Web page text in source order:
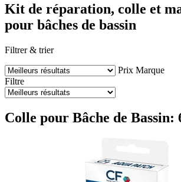
Kit de réparation, colle et
pour bâches de bassin
Filtrer & trier
Prix Marque
Filtre
Colle pour Bâche de Bassin: